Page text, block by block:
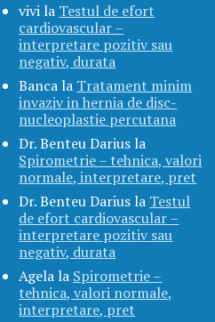
vivi la Testul de efort
cardiovascular –
interpretare pozitiv sau
negativ, durata
Banca la Tratament minim
invaziv in hernia de disc-
nucleoplastie percutana
Dr. Benteu Darius la
Spirometrie – tehnica, valori
normale, interpretare, pret
Dr. Benteu Darius la Testul
de efort cardiovascular –
interpretare pozitiv sau
negativ, durata
Agela la Spirometrie –
tehnica, valori normale,
interpretare, pret